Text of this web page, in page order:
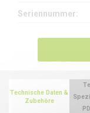
Seriennummer:
Technische Daten &
Zubehöre